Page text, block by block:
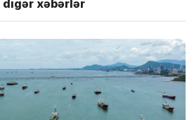
digər xəbərlər